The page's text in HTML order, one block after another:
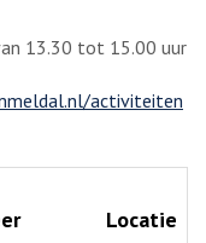
13.30 tot 15.00 uur
activiteiten
Locatie